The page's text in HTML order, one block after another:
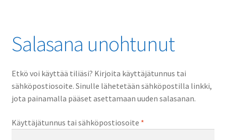
Vaihtopörssi
Salasana unohtunut
Etkö voi käyttää tiliäsi? Kirjoita käyttäjätunnus tai
sähköpostiosoite. Sinulle lähetetään sähköpostilla linkki,
jota painamalla pääset asettamaan uuden salasanan.
Käyttäjätunnus tai sähköpostiosoite *Vaaditaan